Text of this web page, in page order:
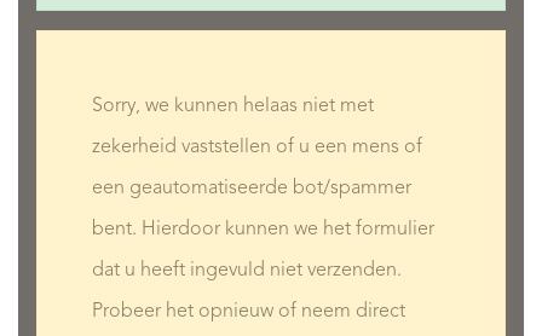
Sorry, we kunnen helaas niet met
zekerheid vaststellen of u een mens of
een geautomatiseerde bot/spammer
bent. Hierdoor kunnen we het formulier
dat u heeft ingevuld niet verzenden.
Probeer het opnieuw of neem direct